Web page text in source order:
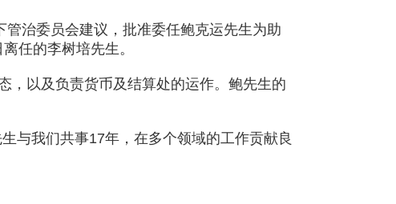
治委员会建议，批准委任鲍克运先生为助
任的李树培先生。
，以及负责货币及结算处的运作。鲍先生的
与我们共事17年，在多个领域的工作贡献良